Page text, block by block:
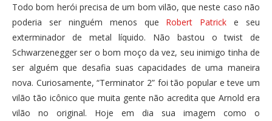
Todo bom herói precisa de um bom vilão, que neste caso não
poderia ser ninguém menos que Robert Patrick e seu
exterminador de metal líquido. Não bastou o twist de
Schwarzenegger ser o bom moço da vez, seu inimigo tinha de
ser alguém que desafia suas capacidades de uma maneira
nova. Curiosamente, “Terminator 2” foi tão popular e teve um
vilão tão icônico que muita gente não acredita que Arnold era
vilão no original. Hoje em dia sua imagem como o